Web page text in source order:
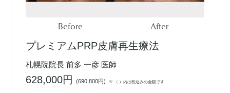
Before After
プレミアムPRP皮膚再生療法
札幌院院長 前多 一彦 医師
628,000円(690,800円) ※ （ ）内は税込みの金額です